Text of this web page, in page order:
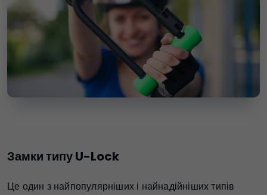
Замки типу U-Lock
Це один з найпопулярніших і найнадійніших типів